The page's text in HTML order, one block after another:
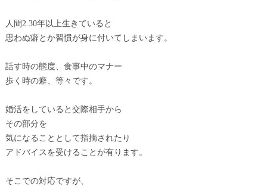
人間2.30年以上生きていると
思わぬ癖とか習慣が身に付いてしまいます。
話す時の態度、食事中のマナー
歩く時の癖、等々です。
婚活をしていると交際相手から
その部分を
気になることとして指摘されたり
アドバイスを受けることが有ります。
そこでの対応ですが、